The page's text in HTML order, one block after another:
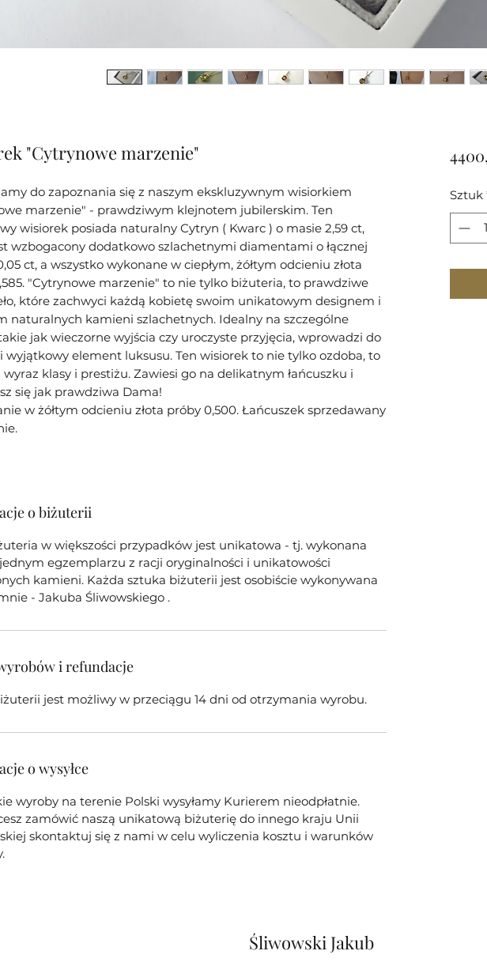
"Cytrynowe marzenie"
do zapoznania się z naszym ekskluzywnym wisiorkiem
marzenie" - prawdziwym klejnotem jubilerskim. Ten
wisiorek posiada naturalny Cytryn ( Kwarc ) o masie 2,59 ct,
wzbogacony dodatkowo szlachetnymi diamentami o łącznej
ct, a wszystko wykonane w ciepłym, żółtym odcieniu złota
"Cytrynowe marzenie" to nie tylko biżuteria, to prawdziwe
które zachwyci każdą kobietę swoim unikatowym designem i
naturalnych kamieni szlachetnych. Idealny na szczególne
jak wieczorne wyjścia czy uroczyste przyjęcia, wprowadzi do
wyjątkowy element luksusu. Ten wisiorek to nie tylko ozdoba, to
wyraz klasy i prestiżu. Zawiesi go na delikatnym łańcuszku i
się jak prawdziwa Dama!
w żółtym odcieniu złota próby 0,500. Łańcuszek sprzedawany
o biżuterii
w większości przypadków jest unikatowa - tj. wykonana
egzemplarzu z racji oryginalności i unikatowości
kamieni. Każda sztuka biżuterii jest osobiście wykonywana
- Jakuba Śliwowskiego .
i refundacje
jest możliwy w przeciągu 14 dni od otrzymania wyrobu.
o wysyłce
wyroby na terenie Polski wysyłamy Kurierem nieodpłatnie.
zamówić naszą unikatową biżuterię do innego kraju Unii
skontaktuj się z nami w celu wyliczenia kosztu i warunków
Sztuk
Śliwowski Jakub